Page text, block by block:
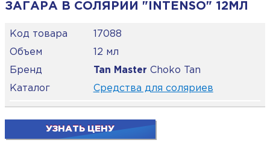
ЗАГАРА В СОЛЯРИИ "INTENSO" 12МЛ
Код товара
17088
Объем
12 мл
Бренд
Tan Master Choko Tan
Каталог
Средства для соляриев
УЗНАТЬ ЦЕНУ